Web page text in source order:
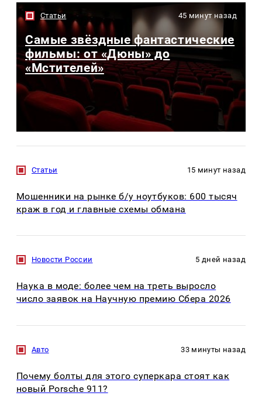
Статьи 45 минут назад
Самые звёздные фантастические
фильмы: от «Дюны» до
«Мстителей»
Статьи 15 минут назад
Мошенники на рынке б/у ноутбуков: 600 тысяч
краж в год и главные схемы обмана
Новости России 5 дней назад
Наука в моде: более чем на треть выросло
число заявок на Научную премию Сбера 2026
Авто 33 минуты назад
Почему болты для этого суперкара стоят как
новый Porsche 911?